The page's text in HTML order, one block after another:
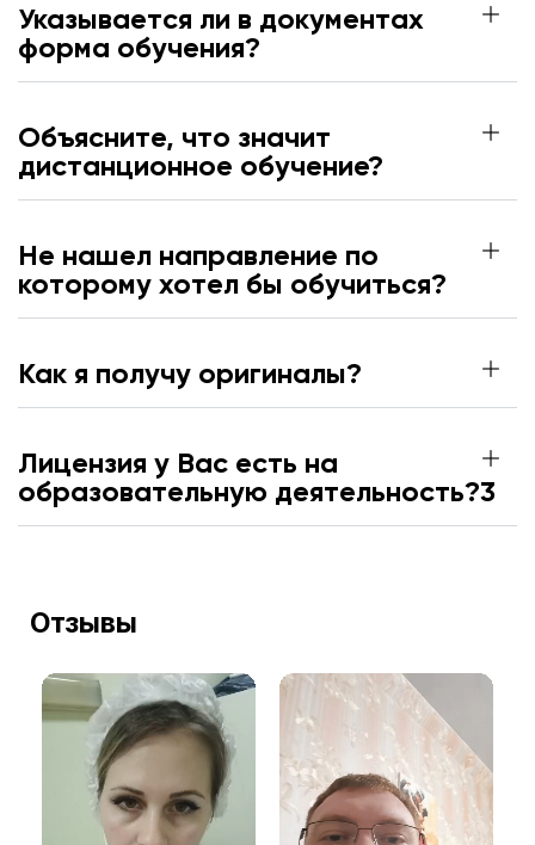
Указывается ли в документах
форма обучения?
Объясните, что значит
дистанционное обучение?
Не нашел направление по
которому хотел бы обучиться?
Как я получу оригиналы?
Лицензия у Вас есть на
образовательную деятельность?3
Отзывы